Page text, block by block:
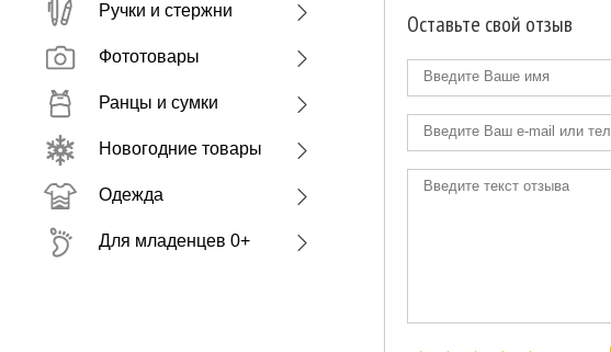
Ручки и стержни
Фототовары
Ранцы и сумки
Новогодние товары
Одежда
Для младенцев 0+
Оставьте свой отзыв